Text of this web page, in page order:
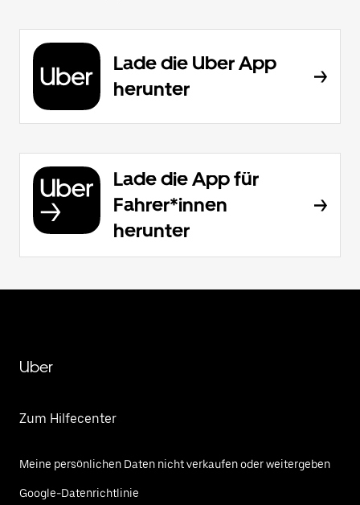
Lade die Uber App
herunter
Lade die App für
Fahrer*innen
herunter
Uber
Zum Hilfecenter
Meine persönlichen Daten nicht verkaufen oder weitergeben
Google-Datenrichtlinie